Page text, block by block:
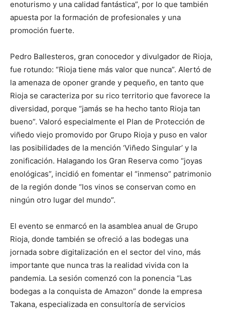
enoturismo y una calidad fantástica”, por lo que también
apuesta por la formación de profesionales y una
promoción fuerte.
Pedro Ballesteros, gran conocedor y divulgador de Rioja,
fue rotundo: “Rioja tiene más valor que nunca”. Alertó de
la amenaza de oponer grande y pequeño, en tanto que
Rioja se caracteriza por su rico territorio que favorece la
diversidad, porque “jamás se ha hecho tanto Rioja tan
bueno”. Valoró especialmente el Plan de Protección de
viñedo viejo promovido por Grupo Rioja y puso en valor
las posibilidades de la mención ‘Viñedo Singular’ y la
zonificación. Halagando los Gran Reserva como “joyas
enológicas”, incidió en fomentar el “inmenso” patrimonio
de la región donde “los vinos se conservan como en
ningún otro lugar del mundo”.
El evento se enmarcó en la asamblea anual de Grupo
Rioja, donde también se ofreció a las bodegas una
jornada sobre digitalización en el sector del vino, más
importante que nunca tras la realidad vivida con la
pandemia. La sesión comenzó con la ponencia “Las
bodegas a la conquista de Amazon” donde la empresa
Takana, especializada en consultoría de servicios